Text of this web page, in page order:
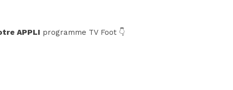
APPLI programme TV Foot 👇